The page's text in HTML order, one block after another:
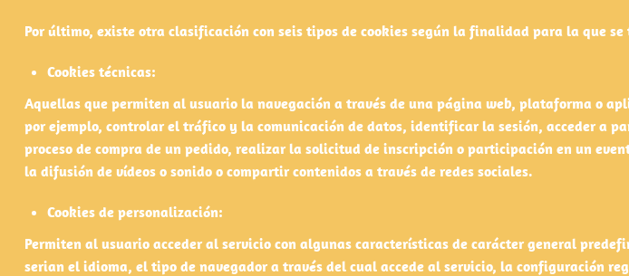
Por último, existe otra clasificación con seis tipos de cookies según la finalidad para la que
Cookies técnicas:
Aquellas que permiten al usuario la navegación a través de una página web, plataforma o
por ejemplo, controlar el tráfico y la comunicación de datos, identificar la sesión, acceder a
proceso de compra de un pedido, realizar la solicitud de inscripción o participación en un
la difusión de vídeos o sonido o compartir contenidos a través de redes sociales.
Cookies de personalización:
Permiten al usuario acceder al servicio con algunas características de carácter general
serian el idioma, el tipo de navegador a través del cual accede al servicio, la configuración